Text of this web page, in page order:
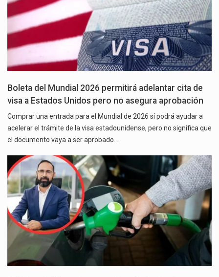
Boleta del Mundial 2026 permitirá adelantar cita de
visa a Estados Unidos pero no asegura aprobación
Comprar una entrada para el Mundial de 2026 sí podrá ayudar a
acelerar el trámite de la visa estadounidense, pero no significa que
el documento vaya a ser aprobado…